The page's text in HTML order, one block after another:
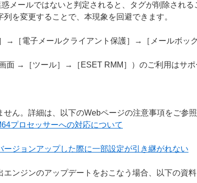
メールではないと判定されると、タグが削除され
列を変更することで、本現象を回避できます。
→［電子メールクライアント保護］→［メールボッ
面 →［ツール］→［ESET RMM］）のご利用はサポ
ん。詳細は、以下のWebページの注意事項をご参照
プロセッサーへの対応について
ージョンアップした際に一部設定が引き継がれない
エンジンのアップデートをおこなう場合、以下の資